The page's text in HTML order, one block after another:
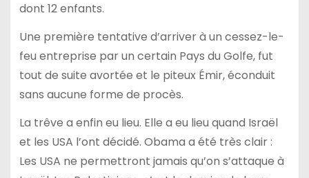
dont 12 enfants.
Une première tentative d’arriver à un cessez-le-
feu entreprise par un certain Pays du Golfe, fut
tout de suite avortée et le piteux Émir, éconduit
sans aucune forme de procès.
La trêve a enfin eu lieu. Elle a eu lieu quand Israël
et les USA l’ont décidé. Obama a été très clair :
Les USA ne permettront jamais qu’on s’attaque à